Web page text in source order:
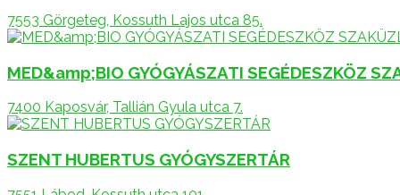
7553 Görgeteg, Kossuth Lajos utca 85.
MED&amp;BIO GYÓGYÁSZATI SEGÉDESZKÖZ
7400 Kaposvár, Tallián Gyula utca 7.
SZENT HUBERTUS GYÓGYSZERTÁR